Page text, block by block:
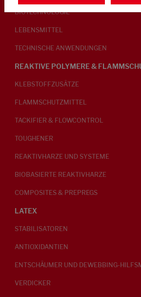
BIOTECHNOLOGIE
LEBENSMITTEL
TECHNISCHE ANWENDUNGEN
REAKTIVE POLYMERE &
KLEBSTOFFZUSÄTZE
FLAMMSCHUTZMITTEL
TACKIFIER & FLOWCONTROL
TOUGHENER
REAKTIVHARZE UND SYSTEME
BIOBASIERTE REAKTIVHARZE
COMPOSITES & PREPREGS
LATEX
STABILISATOREN
ANTIOXIDANTIEN
ENTSCHÄUMER UND DEWEBBING-
VERDICKER